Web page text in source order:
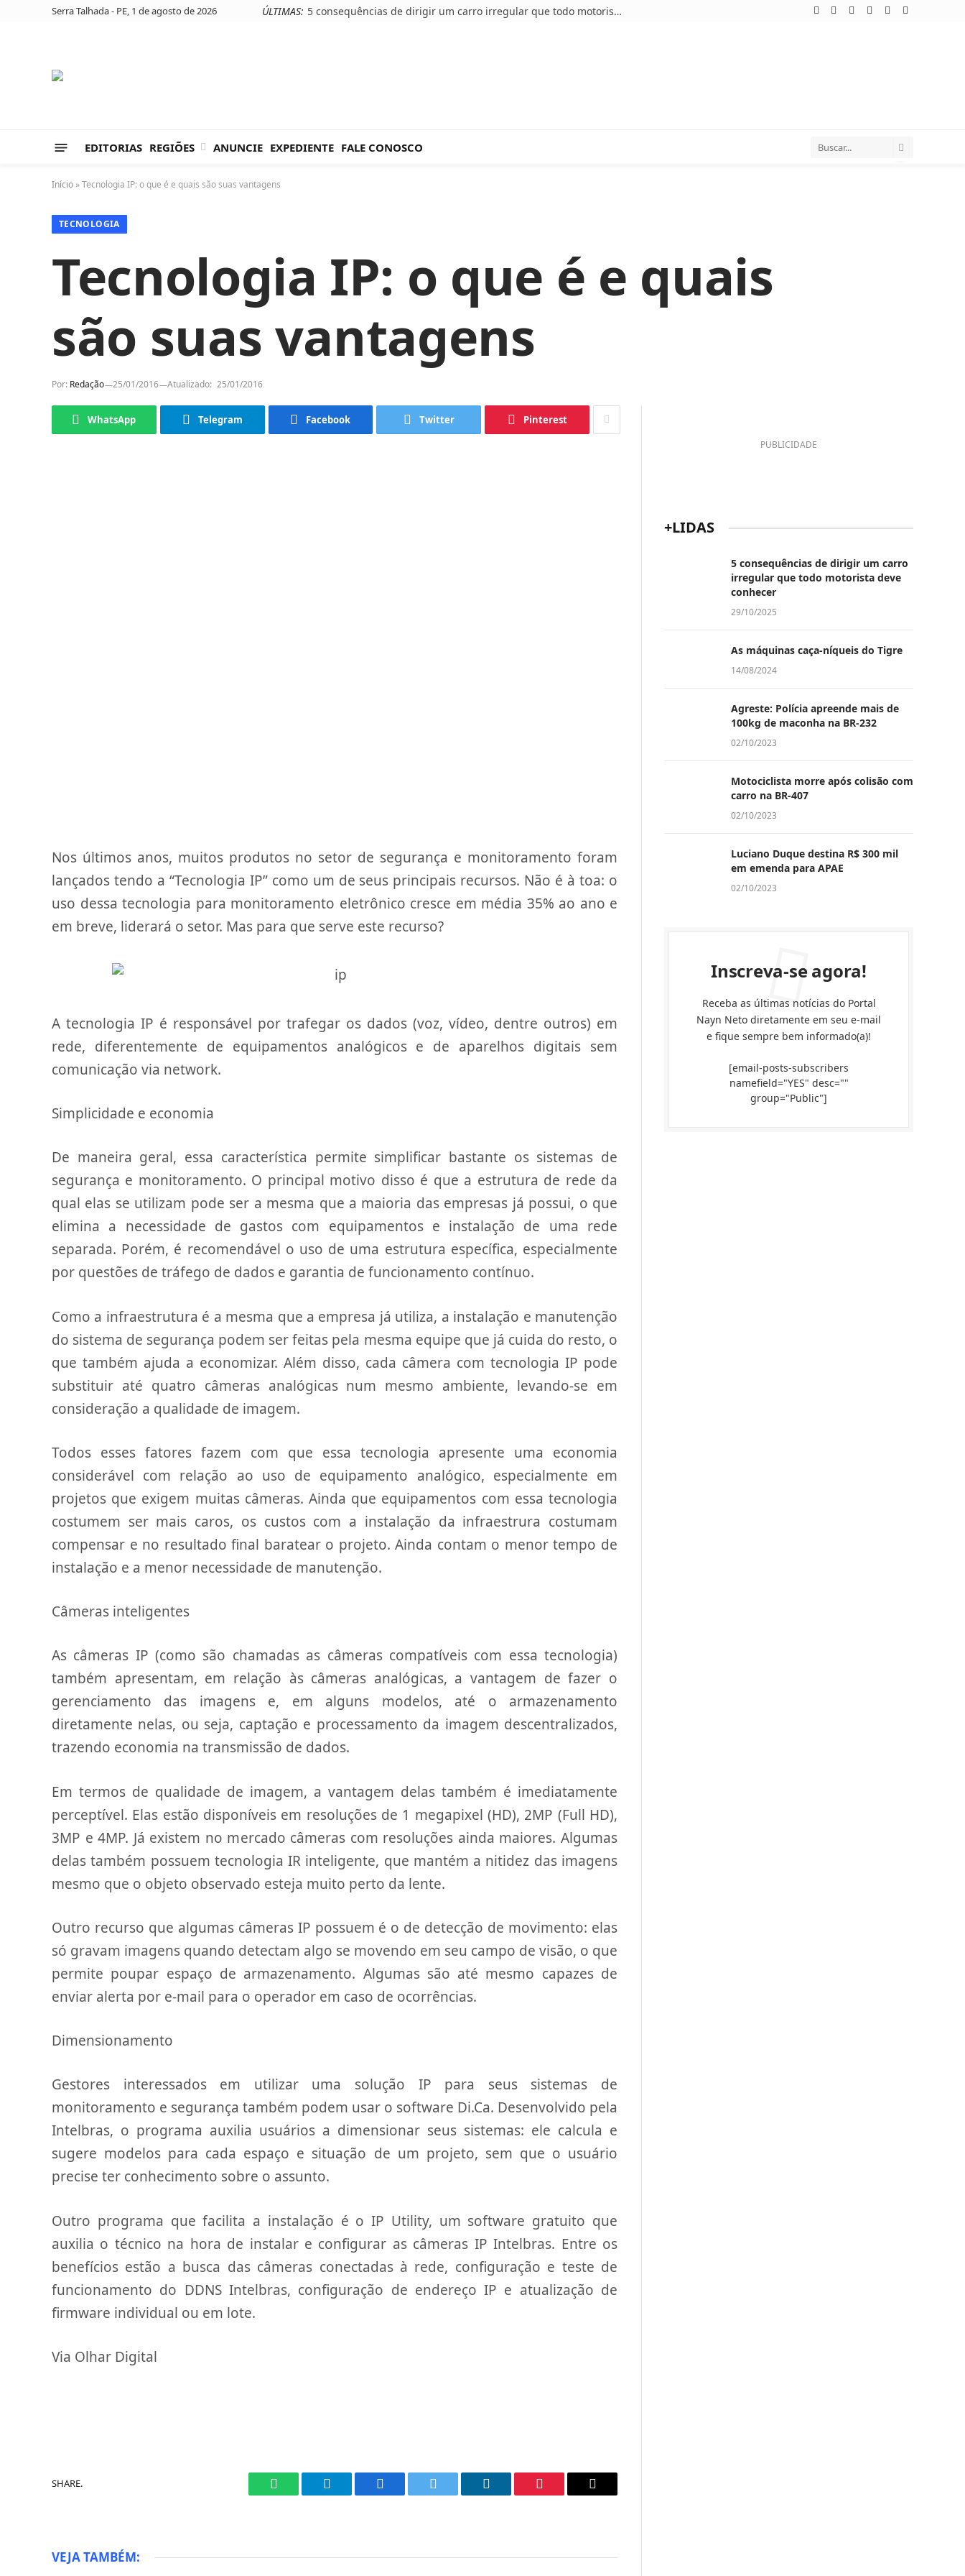
Serra Talhada - PE, 1 de agosto de 2026 ÚLTIMAS: 5 consequências de dirigir um carro irregular que todo motorista deve conhecer WhatsApp
Telegram
TikTokFacebook
TwitterInstagram
EDITORIAS REGIÕES ANUNCIE EXPEDIENTE FALE CONOSCO
Início »Tecnologia IP: o que é e quais são suas vantagens
TECNOLOGIA
Tecnologia IP: o que é e quais
são suas vantagens
Por: Redação 25/01/2016 Atualizado: 25/01/2016
WhatsApp Telegram Facebook Twitter Pinterest
Nos últimos anos, muitos produtos no setor de segurança e monitoramento foram
lançados tendo a “Tecnologia IP” como um de seus principais recursos. Não é à toa: o
uso dessa tecnologia para monitoramento eletrônico cresce em média 35% ao ano e
em breve, liderará o setor. Mas para que serve este recurso?
A tecnologia IP é responsável por trafegar os dados (voz, vídeo, dentre outros) em
rede, diferentemente de equipamentos analógicos e de aparelhos digitais sem
comunicação via network.
Simplicidade e economia
De maneira geral, essa característica permite simplificar bastante os sistemas de
segurança e monitoramento. O principal motivo disso é que a estrutura de rede da
qual elas se utilizam pode ser a mesma que a maioria das empresas já possui, o que
elimina a necessidade de gastos com equipamentos e instalação de uma rede
separada. Porém, é recomendável o uso de uma estrutura específica, especialmente
por questões de tráfego de dados e garantia de funcionamento contínuo.
Como a infraestrutura é a mesma que a empresa já utiliza, a instalação e manutenção
do sistema de segurança podem ser feitas pela mesma equipe que já cuida do resto, o
que também ajuda a economizar. Além disso, cada câmera com tecnologia IP pode
substituir até quatro câmeras analógicas num mesmo ambiente, levando-se em
consideração a qualidade de imagem.
Todos esses fatores fazem com que essa tecnologia apresente uma economia
considerável com relação ao uso de equipamento analógico, especialmente em
projetos que exigem muitas câmeras. Ainda que equipamentos com essa tecnologia
costumem ser mais caros, os custos com a instalação da infraestrura costumam
compensar e no resultado final baratear o projeto. Ainda contam o menor tempo de
instalação e a menor necessidade de manutenção.
Câmeras inteligentes
As câmeras IP (como são chamadas as câmeras compatíveis com essa tecnologia)
também apresentam, em relação às câmeras analógicas, a vantagem de fazer o
gerenciamento das imagens e, em alguns modelos, até o armazenamento
diretamente nelas, ou seja, captação e processamento da imagem descentralizados,
trazendo economia na transmissão de dados.
Em termos de qualidade de imagem, a vantagem delas também é imediatamente
perceptível. Elas estão disponíveis em resoluções de 1 megapixel (HD), 2MP (Full HD),
3MP e 4MP. Já existem no mercado câmeras com resoluções ainda maiores. Algumas
delas também possuem tecnologia IR inteligente, que mantém a nitidez das imagens
mesmo que o objeto observado esteja muito perto da lente.
Outro recurso que algumas câmeras IP possuem é o de detecção de movimento: elas
só gravam imagens quando detectam algo se movendo em seu campo de visão, o que
permite poupar espaço de armazenamento. Algumas são até mesmo capazes de
enviar alerta por e-mail para o operador em caso de ocorrências.
Dimensionamento
Gestores interessados em utilizar uma solução IP para seus sistemas de
monitoramento e segurança também podem usar o software Di.Ca. Desenvolvido pela
Intelbras, o programa auxilia usuários a dimensionar seus sistemas: ele calcula e
sugere modelos para cada espaço e situação de um projeto, sem que o usuário
precise ter conhecimento sobre o assunto.
Outro programa que facilita a instalação é o IP Utility, um software gratuito que
auxilia o técnico na hora de instalar e configurar as câmeras IP Intelbras. Entre os
benefícios estão a busca das câmeras conectadas à rede, configuração e teste de
funcionamento do DDNS Intelbras, configuração de endereço IP e atualização de
firmware individual ou em lote.
Via Olhar Digital
SHARE.
WhatsAppTelegram Facebook Twitter LinkedIn Pinterest Email
VEJA TAMBÉM:
PUBLICIDADE
+LIDAS
5 consequências de dirigir um carro
irregular que todo motorista deve
conhecer
29/10/2025
As máquinas caça-níqueis do Tigre
14/08/2024
Agreste: Polícia apreende mais de
100kg de maconha na BR-232
02/10/2023
Motociclista morre após colisão com
carro na BR-407
02/10/2023
Luciano Duque destina R$ 300 mil
em emenda para APAE
02/10/2023
Inscreva-se agora!
Receba as últimas notícias do Portal
Nayn Neto diretamente em seu e-mail
e fique sempre bem informado(a)!
[email-posts-subscribers
namefield="YES" desc=""
group="Public"]